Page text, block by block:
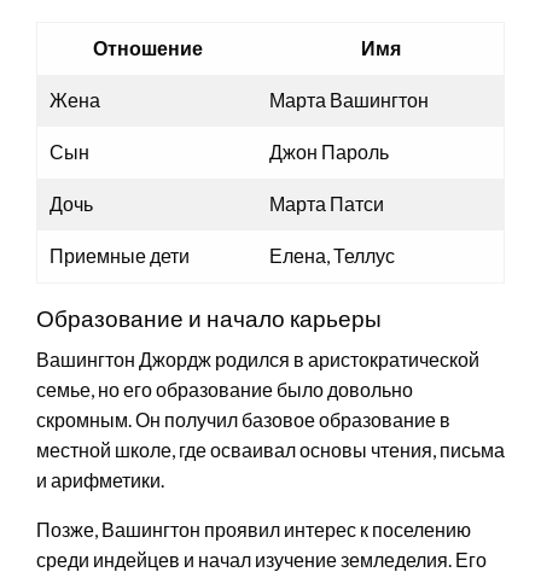
Отношение Имя
Жена Марта Вашингтон
Сын Джон Пароль
Дочь Марта Патси
Приемные дети Елена, Теллус
Образование и начало карьеры
Вашингтон Джордж родился в аристократической
семье, но его образование было довольно
скромным. Он получил базовое образование в
местной школе, где осваивал основы чтения, письма
и арифметики.
Позже, Вашингтон проявил интерес к поселению
среди индейцев и начал изучение земледелия. Его